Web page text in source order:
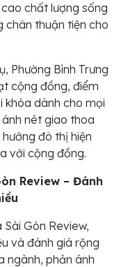
chất lượng sống
chân thuận tiện cho
Phường Bình Trưng
cộng đồng, điểm
khóa dành cho mọi
nét giao thoa
đô thị hiện
với cộng đồng.
Review – Đánh
Gòn Review,
và đánh giá rộng
ngành, phản ánh